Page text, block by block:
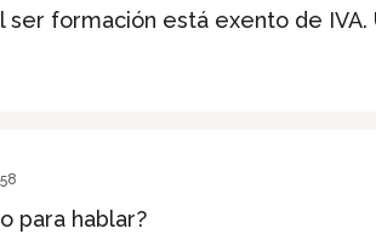
ser formación está exento de IVA.
para hablar?